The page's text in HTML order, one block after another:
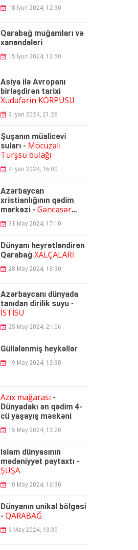
18 İyun 2024, 12:30
Qarabağ muğamları və
xanəndələri
15 İyun 2024, 13:50
Asiya ilə Avropanı
birləşdirən tarixi
Xudafərin KÖRPÜSÜ
9 İyun 2024, 21:26
Şuşanın müalicəvi
suları - Möcüzəli
Turşsu bulağı
4 İyun 2024, 16:00
Azərbaycan
xristianlığının qədim
mərkəzi - Gəncəsər
monastırı
31 May 2024, 17:10
Dünyanı heyrətləndirən
Qarabağ XALÇALARI
28 May 2024, 18:30
Azərbaycanı dünyada
tanıdan dirilik suyu -
İSTİSU
25 May 2024, 21:06
Güllələnmiş heykəllər
19 May 2024, 13:30
Azıx mağarası -
Dünyadakı ən qədim 4-
cü yaşayış məskəni
15 May 2024, 13:20
İslam dünyasının
mədəniyyət paytaxtı -
ŞUŞA
10 May 2024, 16:30
Dünyanın unikal bölgəsi
- QARABAĞ
6 May 2024, 13:30